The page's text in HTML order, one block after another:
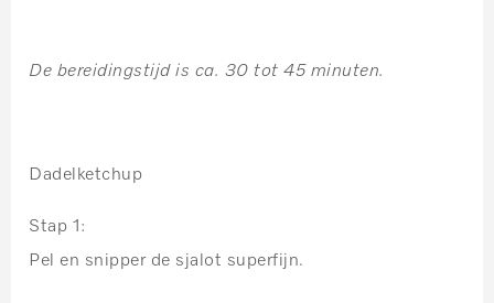
De bereidingstijd is ca. 30 tot 45 minuten.
Dadelketchup
Stap 1:
Pel en snipper de sjalot superfijn.